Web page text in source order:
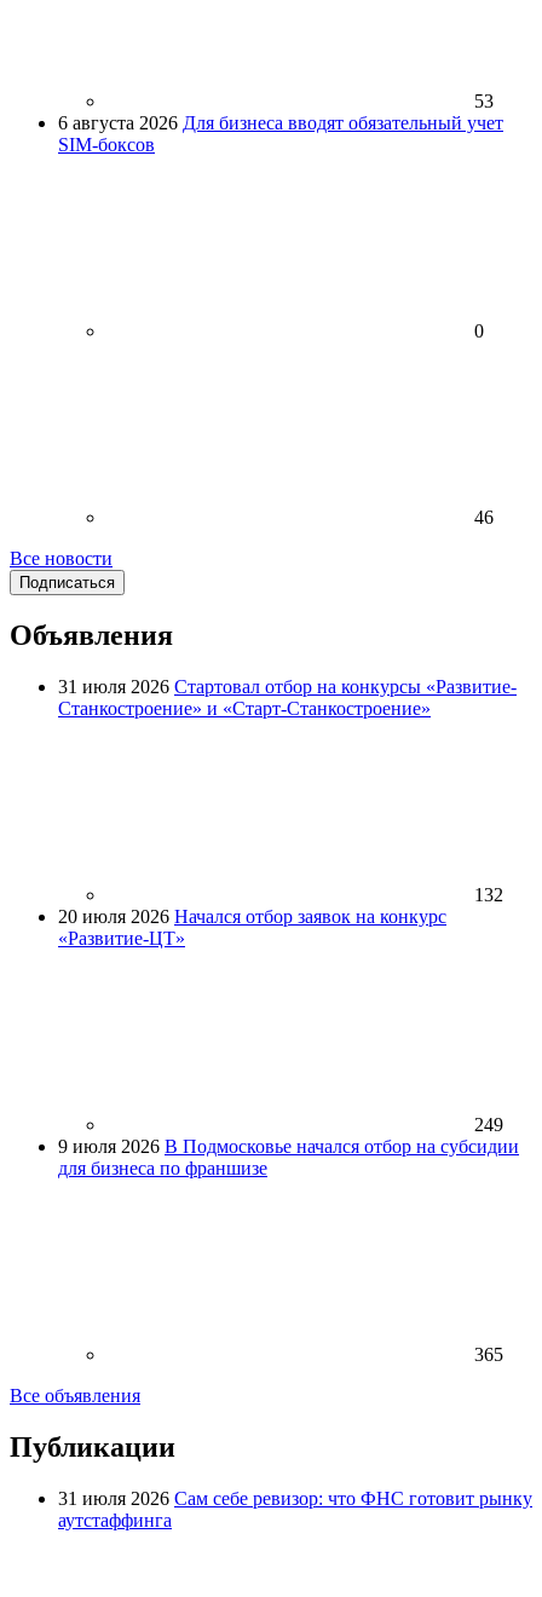
53
6 августа 2026 Для бизнеса вводят обязательный учет
SIM-боксов
0
46
Все новости
Подписаться
Объявления
31 июля 2026 Стартовал отбор на конкурсы «Развитие-
Станкостроение» и «Старт-Станкостроение»
132
20 июля 2026 Начался отбор заявок на конкурс
«Развитие-ЦТ»
249
9 июля 2026 В Подмосковье начался отбор на субсидии
для бизнеса по франшизе
365
Все объявления
Публикации
31 июля 2026 Сам себе ревизор: что ФНС готовит рынку
аутстаффинга